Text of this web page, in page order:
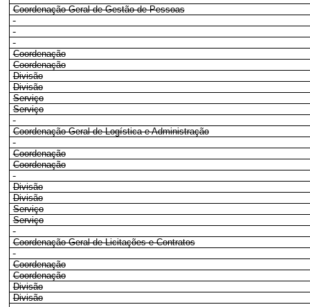
Coordenação-Geral de Gestão de Pessoas
Coordenação
Coordenação
Divisão
Divisão
Serviço
Serviço
Coordenação-Geral de Logística e Administração
Coordenação
Coordenação
Divisão
Divisão
Serviço
Serviço
Coordenação-Geral de Licitações e Contratos
Coordenação
Coordenação
Divisão
Divisão